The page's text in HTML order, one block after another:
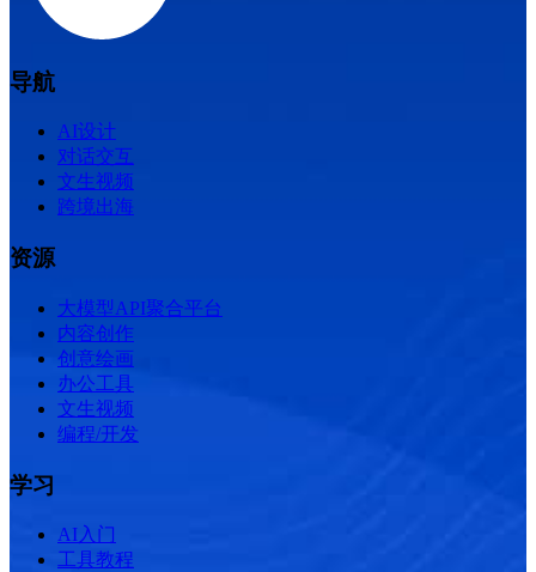
导航
AI设计
对话交互
文生视频
跨境出海
资源
大模型API聚合平台
内容创作
创意绘画
办公工具
文生视频
编程/开发
学习
AI入门
工具教程